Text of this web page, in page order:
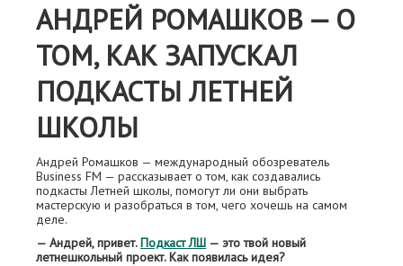
АНДРЕЙ РОМАШКОВ — О
ТОМ, КАК ЗАПУСКАЛ
ПОДКАСТЫ ЛЕТНЕЙ
ШКОЛЫ
Андрей Ромашков — международный обозреватель
Business FM — рассказывает о том, как создавались
подкасты Летней школы, помогут ли они выбрать
мастерскую и разобраться в том, чего хочешь на самом
деле.
— Андрей, привет.Подкаст ЛШ — это твой новый
летнешкольный проект. Как появилась идея?